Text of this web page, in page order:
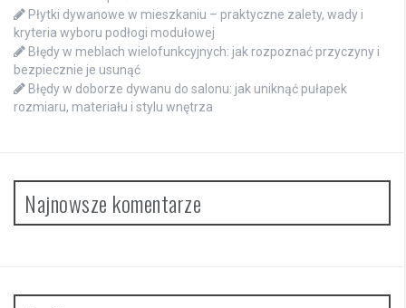
Płytki dywanowe w mieszkaniu – praktyczne zalety, wady i
kryteria wyboru podłogi modułowej
Błędy w meblach wielofunkcyjnych: jak rozpoznać przyczyny i
bezpiecznie je usunąć
Błędy w doborze dywanu do salonu: jak uniknąć pułapek
rozmiaru, materiału i stylu wnętrza
Najnowsze komentarze